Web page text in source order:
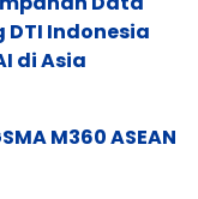
DTI Indonesia
di Asia
M360 ASEAN